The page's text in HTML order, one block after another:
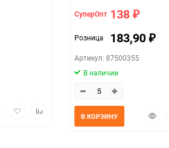
ДобавитьДобавить
СуперОпт 138 ₽
Розница 183,90 ₽
Артикул: 87500355
В наличии
В КОРЗИНУ